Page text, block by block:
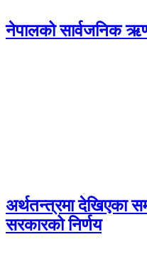
नेपालको सार्वजनिक
अर्थतन्त्रमा देखिएका
सरकारको निर्णय